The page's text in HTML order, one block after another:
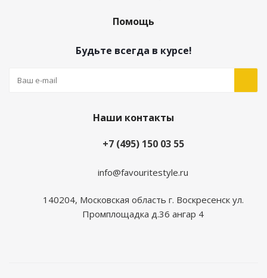
Помощь
Будьте всегда в курсе!
Наши контакты
+7 (495) 150 03 55
info@favouritestyle.ru
140204, Московская область г. Воскресенск ул.
Промплощадка д.36 ангар 4